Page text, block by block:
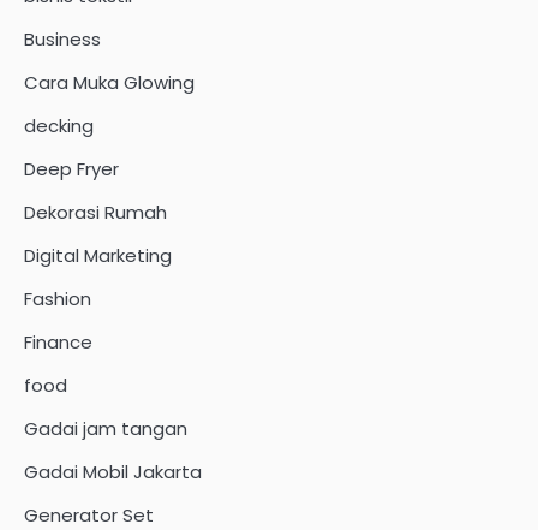
Business
Cara Muka Glowing
decking
Deep Fryer
Dekorasi Rumah
Digital Marketing
Fashion
Finance
food
Gadai jam tangan
Gadai Mobil Jakarta
Generator Set